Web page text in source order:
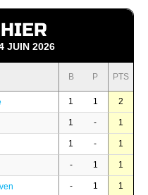
HIER
JUIN 2026
B P PTS
1 1 2
1 - 1
1 - 1
- 1 1
- 1 1